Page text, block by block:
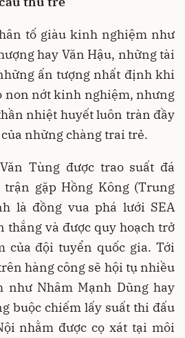
tố giàu kinh nghiệm như
hay Văn Hậu, những tài
ấn tượng nhất định khi
non nớt kinh nghiệm, nhưng
nhiệt huyết luôn tràn đầy
những chàng trai trẻ.
Tùng được trao suất đá
gặp Hồng Kông (Trung
là đồng vua phá lưới SEA
thắng và được quy hoạch trở
của đội tuyển quốc gia. Tới
hàng công sẽ hội tụ nhiều
như Nhâm Mạnh Dũng hay
buộc chiếm lấy suất thi đấu
nhằm được cọ xát tại môi